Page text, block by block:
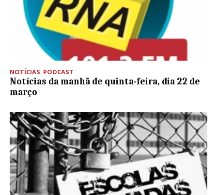
NOTÍCIAS, PODCAST
Notícias da manhã de quinta-feira, dia 22 de
março